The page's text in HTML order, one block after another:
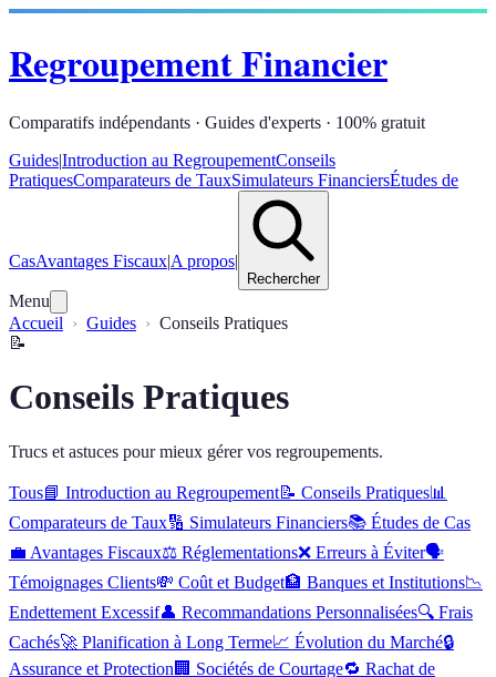
Regroupement Financier
Comparatifs indépendants · Guides d'experts · 100% gratuit
Guides|Introduction au RegroupementConseils
PratiquesComparateurs de TauxSimulateurs FinanciersÉtudes de
CasAvantages Fiscaux|A propos|
Rechercher
Menu
Accueil
Guides
Conseils Pratiques
📝
Conseils Pratiques
Trucs et astuces pour mieux gérer vos regroupements.
Tous📘 Introduction au Regroupement📝 Conseils Pratiques📊
Comparateurs de Taux🔢 Simulateurs Financiers📚 Études de Cas
💼 Avantages Fiscaux⚖️ Réglementations❌ Erreurs à Éviter🗣️
Témoignages Clients💸 Coût et Budget🏦 Banques et Institutions📉
Endettement Excessif👤 Recommandations Personnalisées🔍 Frais
Cachés🚀 Planification à Long Terme📈 Évolution du Marché🔒
Assurance et Protection 🏢 Sociétés de Courtage🔁 Rachat de